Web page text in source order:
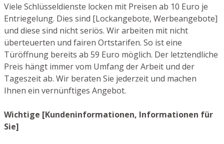
Viele Schlüsseldienste locken mit Preisen ab 10 Euro je
Entriegelung. Dies sind [Lockangebote, Werbeangebote]
und diese sind nicht seriös. Wir arbeiten mit nicht
überteuerten und fairen Ortstarifen. So ist eine
Türöffnung bereits ab 59 Euro möglich. Der letztendliche
Preis hängt immer vom Umfang der Arbeit und der
Tageszeit ab. Wir beraten Sie jederzeit und machen
Ihnen ein vernünftiges Angebot.
Wichtige [Kundeninformationen, Informationen für
Sie]